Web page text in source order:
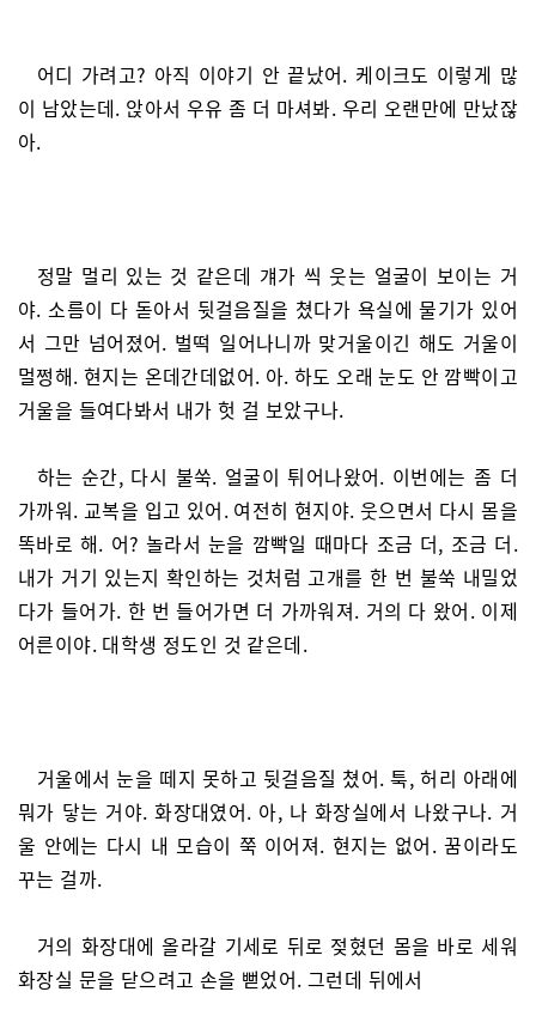
어디 가려고? 아직 이야기 안 끝났어. 케이크도 이렇게 많
이 남았는데. 앉아서 우유 좀 더 마셔봐. 우리 오랜만에 만났잖
아.
정말 멀리 있는 것 같은데 걔가 씩 웃는 얼굴이 보이는 거
야. 소름이 다 돋아서 뒷걸음질을 쳤다가 욕실에 물기가 있어
서 그만 넘어졌어. 벌떡 일어나니까 맞거울이긴 해도 거울이
멀쩡해. 현지는 온데간데없어. 아. 하도 오래 눈도 안 깜빡이고
거울을 들여다봐서 내가 헛 걸 보았구나.
하는 순간, 다시 불쑥. 얼굴이 튀어나왔어. 이번에는 좀 더
가까워. 교복을 입고 있어. 여전히 현지야. 웃으면서 다시 몸을
똑바로 해. 어? 놀라서 눈을 깜빡일 때마다 조금 더, 조금 더.
내가 거기 있는지 확인하는 것처럼 고개를 한 번 불쑥 내밀었
다가 들어가. 한 번 들어가면 더 가까워져. 거의 다 왔어. 이제
어른이야. 대학생 정도인 것 같은데.
거울에서 눈을 떼지 못하고 뒷걸음질 쳤어. 툭, 허리 아래에
뭐가 닿는 거야. 화장대였어. 아, 나 화장실에서 나왔구나. 거
울 안에는 다시 내 모습이 쭉 이어져. 현지는 없어. 꿈이라도
꾸는 걸까.
거의 화장대에 올라갈 기세로 뒤로 젖혔던 몸을 바로 세워
화장실 문을 닫으려고 손을 뻗었어. 그런데 뒤에서